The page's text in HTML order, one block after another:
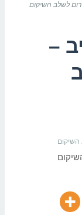
לשלב השיקום
–
השיקום